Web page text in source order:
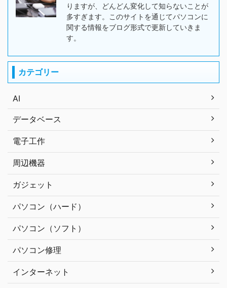
りますが、どんどん変化して知らないことが
多すぎます。このサイトを通じてパソコンに
関する情報をブログ形式で更新していきま
す。
カテゴリー
AI
データベース
電子工作
周辺機器
ガジェット
パソコン（ハード）
パソコン（ソフト）
パソコン修理
インターネット